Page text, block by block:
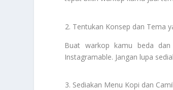
Tentukan Konsep dan Tema
Buat warkop kamu beda
Instagramable. Jangan lupa
Sediakan Menu Kopi dan